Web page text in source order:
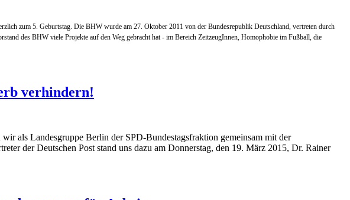
zum 5. Geburtstag. Die BHW wurde am 27. Oktober 2011 von der Bundesrepublik Deutschland, vertreten durch
des BHW viele Projekte auf den Weg gebracht hat - im Bereich ZeitzeugInnen, Homophobie im Fußball, die
verhindern!
als Landesgruppe Berlin der SPD-Bundestagsfraktion gemeinsam mit der
der Deutschen Post stand uns dazu am Donnerstag, den 19. März 2015, Dr. Rainer